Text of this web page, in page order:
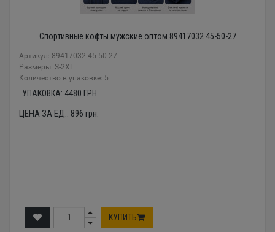
Спортивные кофты мужские оптом 89417032 45-50-27
Артикул: 89417032 45-50-27
Размеры: S-2XL
Количество в упаковке: 5
УПАКОВКА: 4480 ГРН.
ЦЕНА ЗА ЕД.: 896 грн.
КУПИТЬ